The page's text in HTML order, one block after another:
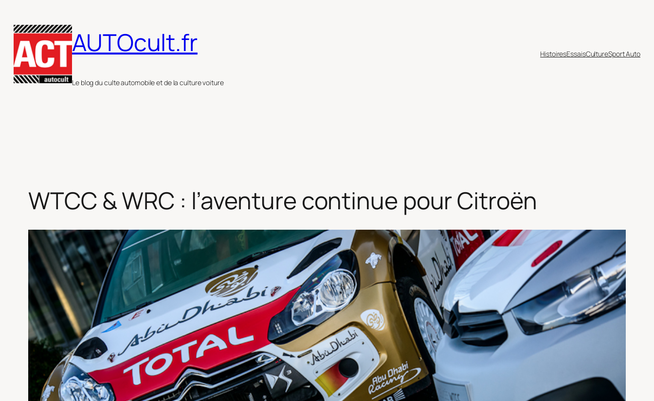
au
contenu
AUTOcult.fr
Le blog du culte automobile et de la culture voiture
HistoiresEssaisCultureSport Auto
WTCC & WRC : l’aventure continue pour Citroën